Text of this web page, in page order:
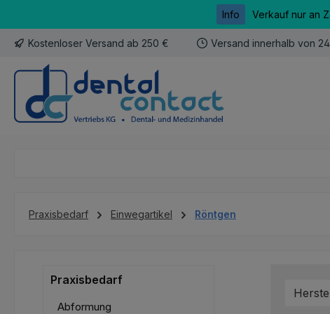
Info Verkauf nur an
Kostenloser Versand ab 250 € Versand innerhalb von
Praxisbedarf Einwegartikel Röntgen
Praxisbedarf
Abformung